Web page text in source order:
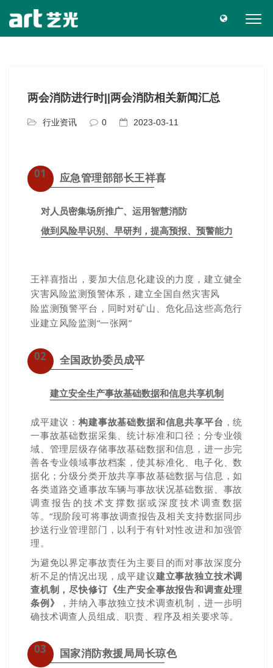
两会消防进行时||两会消防相关新闻汇总
行业资讯 0 2023-03-11
01 应急管理部部长王祥喜
对人员密集场所推广、运用智慧消防
做到风险早识别、早研判，提高预报、预警能力
王祥喜指出，要加大信息化建设的力度，建立健全
灾害风险监测预警体系，建立全国自然灾害风
险监测预警平台，同时对矿山、危化品这些高危行
业建立风险监测“一张网”
02 全国政协委员成平
建立安全生产事故基础数据和信息共享机制
成平建议：构建事故基础数据和信息共享平台 ，统
一事故基础数据采集、统计标准和口径；分专业领
域、管理层级存储事故基础数据和信息，进一步完
善各专业领域事故档案，使其标准化、电子化、数
据化；分级分类开放共享事故基础数据与信息，如
各类道路交通事故车辆与事故状况基础数据、事故
调查报告的技术支撑数据或深度技术调查数据
等。“现阶段可将事故调查报告及相关支持数据同步
抄送行业管理部门，以利于有针对性改进和加强管
理。
为避免以界定事故责任为主要目的而对事故深度分
析不足的情况出现，成平建议建立事故独立技术调
查机制，尽快修订《生产安全事故报告和调查处理
条例》
，并纳入事故独立技术调查机制，进一步明
确技术调查人员组成、职责、程序及相关要求等。
03 国家消防救援局局长琼色